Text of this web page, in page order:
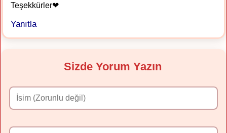
Teşekkürler❤
Yanıtla
Sizde Yorum Yazın